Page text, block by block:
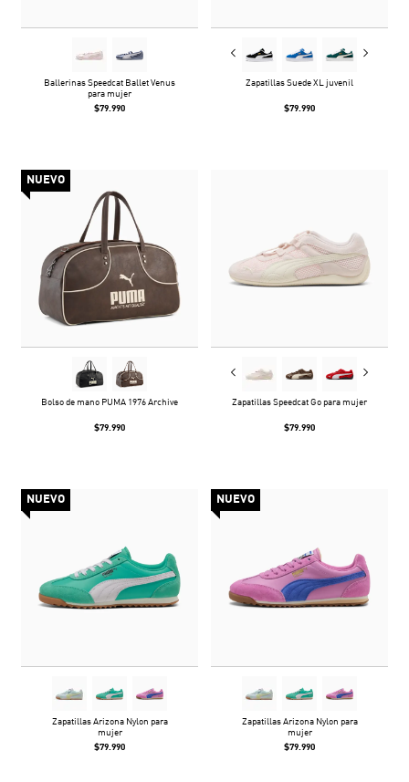
Ballerinas Speedcat Ballet Venus
para mujer
$79.990
Zapatillas Suede XL juvenil
$79.990
NUEVO
Bolso de mano PUMA 1976 Archive
$79.990
Zapatillas Speedcat Go para mujer
$79.990
NUEVO
Zapatillas Arizona Nylon para
mujer
$79.990
NUEVO
Zapatillas Arizona Nylon para
mujer
$79.990